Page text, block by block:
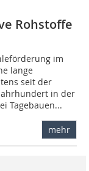
Rohstoffe
im
lange
seit der
in der
Tagebauen...
mehr